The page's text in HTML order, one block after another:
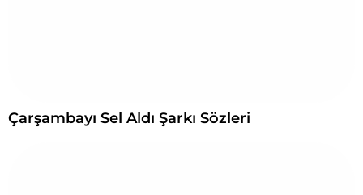
Çarşambayı Sel Aldı Şarkı Sözleri